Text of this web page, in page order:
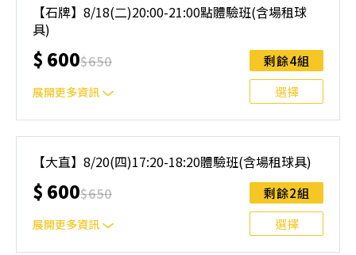
制。歡迎邀請親友一同報名參加，享受團體運動樂趣！ 如
人數未達開班門檻，或因天候不佳無法如期舉行，POA將視
情況安排延期或併班處理。 ⚠️ 報名完成後，如因天候因素
無法上課，僅提供課程延期選項，恕不退費，請參閱【報名
與課程異動規則】。報名後視為您已同意上述規則。
【石牌】8/18(二)20:00-21:00點體驗班(含場租球
具)
$ 600$650
展開更多資訊
剩餘4組
選擇
制。歡迎邀請親友一同報名參加，享受團體運動樂趣！ 如
人數未達開班門檻，或因天候不佳無法如期舉行，POA將視
情況安排延期或併班處理。 ⚠️ 報名完成後，如因天候因素
無法上課，僅提供課程延期選項，恕不退費，請參閱【報名
與課程異動規則】。報名後視為您已同意上述規則。
【大直】8/20(四)17:20-18:20體驗班(含場租球具)
$ 600$650
展開更多資訊
剩餘2組
選擇